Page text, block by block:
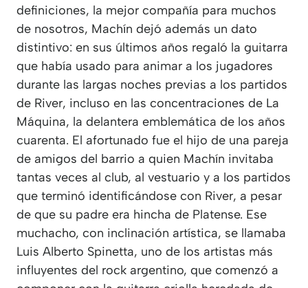
definiciones, la mejor compañía para muchos
de nosotros, Machín dejó además un dato
distintivo: en sus últimos años regaló la guitarra
que había usado para animar a los jugadores
durante las largas noches previas a los partidos
de River, incluso en las concentraciones de La
Máquina, la delantera emblemática de los años
cuarenta. El afortunado fue el hijo de una pareja
de amigos del barrio a quien Machín invitaba
tantas veces al club, al vestuario y a los partidos
que terminó identificándose con River, a pesar
de que su padre era hincha de Platense. Ese
muchacho, con inclinación artística, se llamaba
Luis Alberto Spinetta, uno de los artistas más
influyentes del rock argentino, que comenzó a